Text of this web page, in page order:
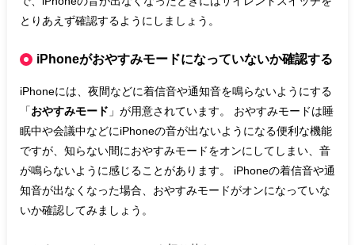
とりあえず確認するようにしましょう。
iPhoneがおやすみモードになっていないか確認する
iPhoneには、夜間などに着信音や通知音を鳴らないようにする
「おやすみモード 」が用意されています。 おやすみモードは睡
眠中や会議中などにiPhoneの音が出ないようになる便利な機能
ですが、知らない間におやすみモードをオンにしてしまい、音
が鳴らないように感じることがあります。 iPhoneの着信音や通
知音が出なくなった場合、おやすみモードがオンになっていな
いか確認してみましょう。